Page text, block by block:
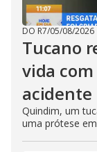
DO R7/05/08/2026
Tucano
vida
acidente
Quindim, um
uma prótese